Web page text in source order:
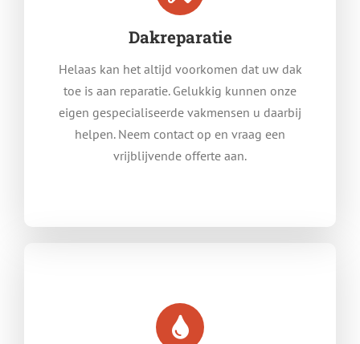
Dakreparatie
Helaas kan het altijd voorkomen dat uw dak
toe is aan reparatie. Gelukkig kunnen onze
eigen gespecialiseerde vakmensen u daarbij
helpen. Neem contact op en vraag een
vrijblijvende offerte aan.